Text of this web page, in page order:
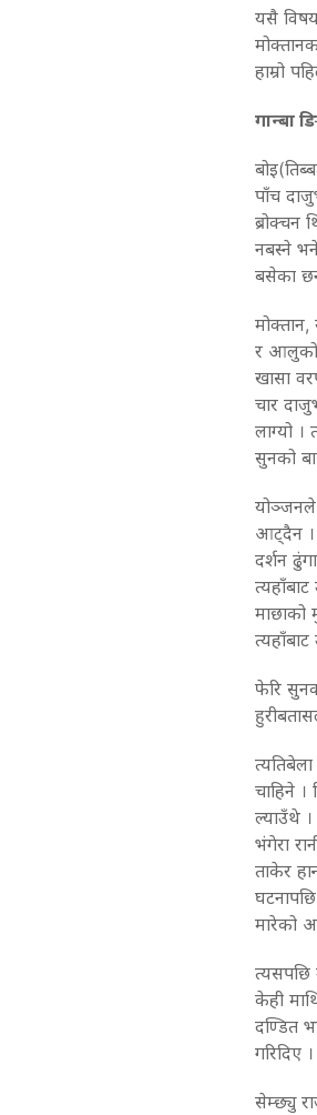
यसै
हाम्रो
गान्बा
पाँच
ब्रोक्चन
नबस्ने
बसेका
र आलुको
खासा
चार
लाग्यो
सुनको
योञ्जनले
आट्दैन ।
दर्शन
माछाको
फेरि
चाहिने
ल्याउँथे
भंगेरा
ताकेर
मारेको
त्यसपछि
केही
दण्डित
गरिदिए ।
सेम्छ्यु